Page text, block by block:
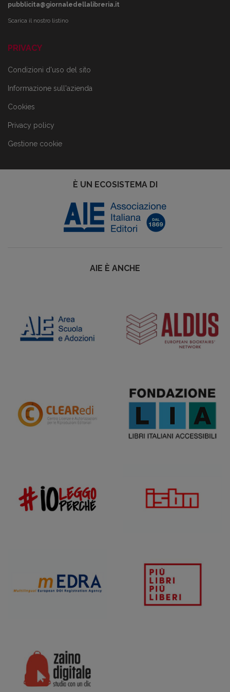
pubblicita@giornaledellalibreria.it
Scarica il nostro listino
PRIVACY
Condizioni d'uso del sito
Informazione sull'azienda
Cookies
Privacy policy
Gestione cookie
È UN ECOSISTEMA DI
AIE È ANCHE